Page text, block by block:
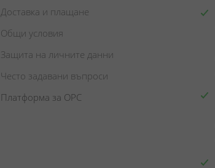
Доставка и плащане
Общи условия
Защита на личните данни
Често задавани въпроси
Платформа за ОРС